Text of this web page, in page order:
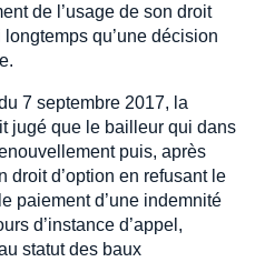
de l’usage de son droit
qu’une décision
7 septembre 2017, la
jugé que le bailleur qui dans
puis, après
droit d’option en refusant le
paiement d’une indemnité
d’instance d’appel,
statut des baux